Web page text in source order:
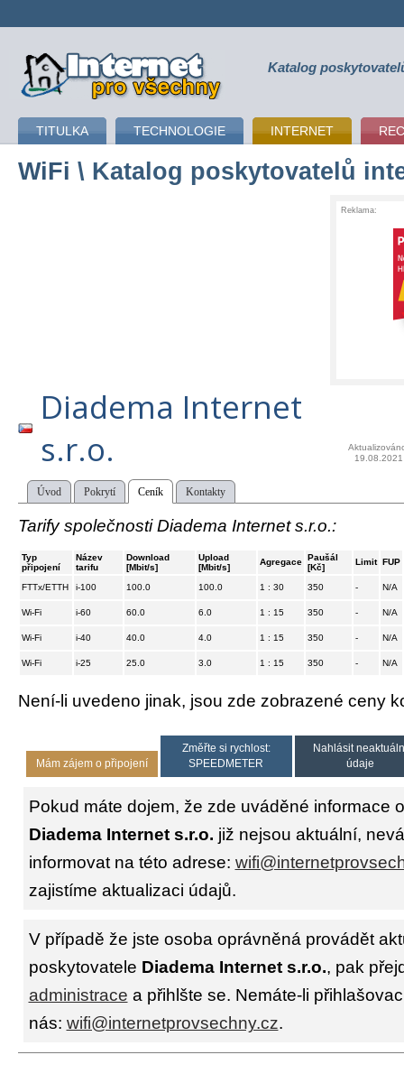
připojení k internetu Katalog
TITULKA TECHNOLOGIE INTERNET
WiFi \ Katalog poskytovatelů
Reklama:
Diadema Internet
s.r.o.
19.08.2021
Úvod Pokrytí Ceník Kontakty
Tarify společnosti Diadema Internet s.r.o.:
Typ
připojení
Název
tarifu
Download
[Mbit/s]
Upload
[Mbit/s]
Agregace Paušál
[Kč]
Limit FUP
FTTx/ETTH i-100 100.0 100.0 1 : 30 350 - N/A
Wi-Fi i-60 60.0 6.0 1 : 15 350 - N/A
Wi-Fi i-40 40.0 4.0 1 : 15 350 - N/A
Wi-Fi i-25 25.0 3.0 1 : 15 350 - N/A
Není-li uvedeno jinak, jsou zde zobrazené ceny
Mám zájem o připojení
Změřte si rychlost:
SPEEDMETER
Nahlásit
údaje
Pokud máte dojem, že zde uváděné informace
Diadema Internet s.r.o. již nejsou aktuální,
informovat na této adrese:
zajistíme aktualizaci údajů.
V případě že jste osoba oprávněná provádět
poskytovatele Diadema Internet s.r.o., pak
administrace a přihlšte se. Nemáte-li
nás: wifi@internetprovsechny.cz.